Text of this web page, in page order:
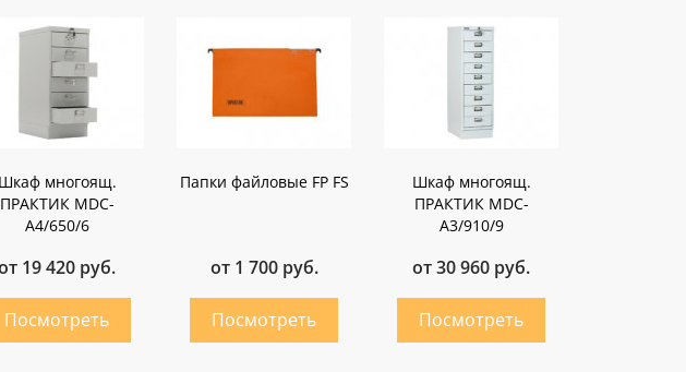
Шкаф многоящ.
ПРАКТИК MDC-
A4/650/6
19 420 руб.
Папки файловые FP FS
от 1 700 руб.
Шкаф многоящ.
ПРАКТИК MDC-
A3/910/9
от 30 960 руб.